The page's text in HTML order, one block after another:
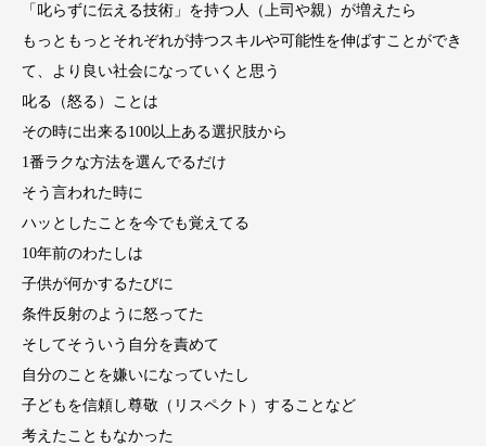
「叱らずに伝える技術」を持つ人（上司や親）が増えたら
もっともっとそれぞれが持つスキルや可能性を伸ばすことができ
て、より良い社会になっていくと思う
叱る（怒る）ことは
その時に出来る100以上ある選択肢から
1番ラクな方法を選んでるだけ
そう言われた時に
ハッとしたことを今でも覚えてる
10年前のわたしは
子供が何かするたびに
条件反射のように怒ってた
そしてそういう自分を責めて
自分のことを嫌いになっていたし
子どもを信頼し尊敬（リスペクト）することなど
考えたこともなかった